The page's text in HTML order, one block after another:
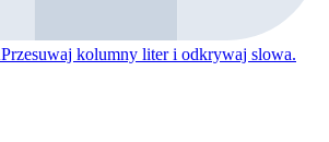
Przesuwaj kolumny liter i odkrywaj slowa.